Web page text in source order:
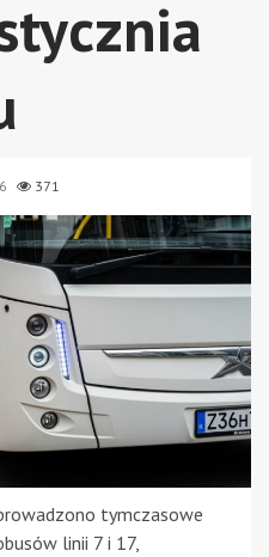
371
tymczasowe
linii 7 i 17,